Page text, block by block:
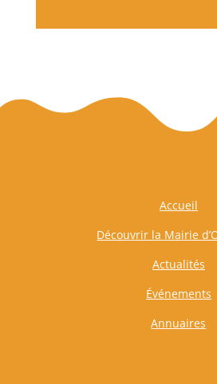
Accueil
Découvrir la Mairie
Actualités
Événements
Annuaires